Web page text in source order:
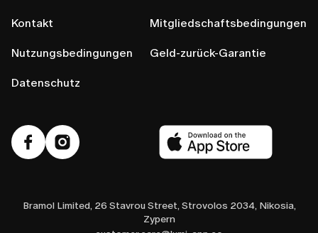
Kontakt
Nutzungsbedingungen
Datenschutz
Mitgliedschaftsbedingungen
Geld-zurück-Garantie
Bramol Limited, 26 Stavrou Street, Strovolos 2034, Nikosia,
Zypern